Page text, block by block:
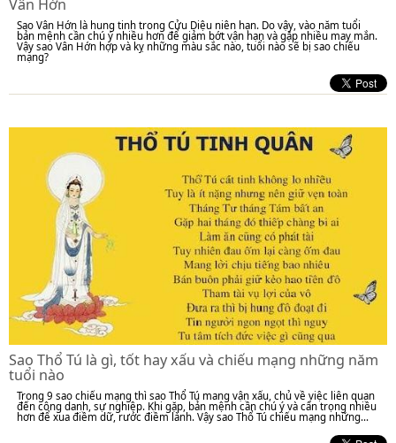
Vân Hớn
Sao Vân Hớn là hung tinh trong Cửu Diệu niên hạn. Do vậy, vào năm tuổi
bản mệnh cần chú ý nhiều hơn để giảm bớt vận hạn và gặp nhiều may mắn.
Vậy sao Vân Hớn hợp và kỵ những màu sắc nào, tuổi nào sẽ bị sao chiếu
mạng?
Sao Thổ Tú là gì, tốt hay xấu và chiếu mạng những năm
tuổi nào
Trong 9 sao chiếu mạng thì sao Thổ Tú mang vận xấu, chủ về việc liên quan
đến công danh, sự nghiệp. Khi gặp, bản mệnh cần chú ý và cẩn trọng nhiều
hơn để xua điềm dữ, rước điềm lành. Vậy sao Thổ Tú chiếu mạng những...